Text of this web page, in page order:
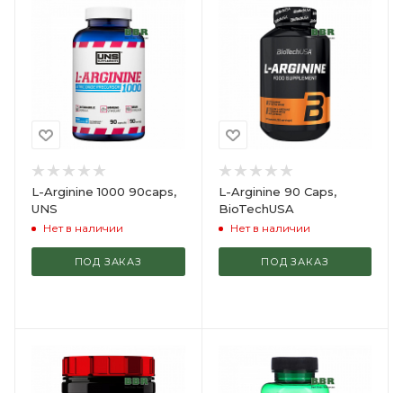
L-Arginine 1000 90caps,
UNS
Нет в наличии
ПОД ЗАКАЗ
L-Arginine 90 Caps,
BioTechUSA
Нет в наличии
ПОД ЗАКАЗ